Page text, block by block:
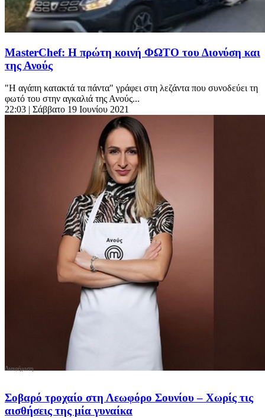
MasterChef: Η πρώτη κοινή ΦΩΤΟ του Διονύση και
της Ανούς
"Η αγάπη κατακτά τα πάντα" γράφει στη λεζάντα που συνοδεύει τη
φωτό του στην αγκαλιά της Ανούς...
22:03 | Σάββατο 19 Ιουνίου 2021
Σοβαρό τροχαίο στη Λεωφόρο Σουνίου – Χωρίς τις
αισθήσεις της μία γυναίκα